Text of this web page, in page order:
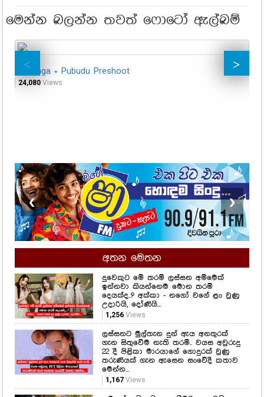
මෙන්න බලන්න තවත් ෆොටෝ ඇල්බම්
Saranga + Pubudu Preshoot
24,080 Views
❮ ❯
අතන මෙතන
දුවෙකුට මේ තරම් ලස්සන අම්මෙක්
ඉන්නවා කියන්නෙම මොන තරම්
දෙයක්ද..? අක්කා - නගෝ වගේ ළං වුණු
උදාරියි, දෝණියි...
1,256Views
ලස්සනට මුල්තැන දුන් ඇය අනතුරක්
ගැන සිතුවේම නැති තරම්.. වයස අවුරුදු
22 දී පිළිකා මාරයාගේ ගොදුරක් වුණු
තරුණියක් ගැන ඇසෙන සංවේදී කතාව
මෙන්න...
1,167Views